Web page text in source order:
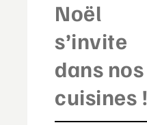
Noël
s’invite
dans nos
cuisines !